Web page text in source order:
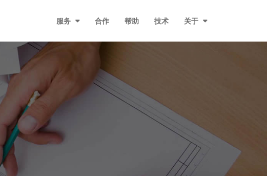
服务 合作 帮助 技术 关于